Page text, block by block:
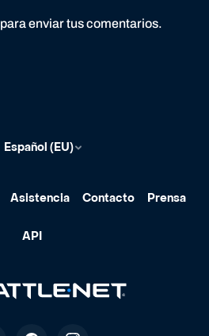
para enviar tus comentarios.